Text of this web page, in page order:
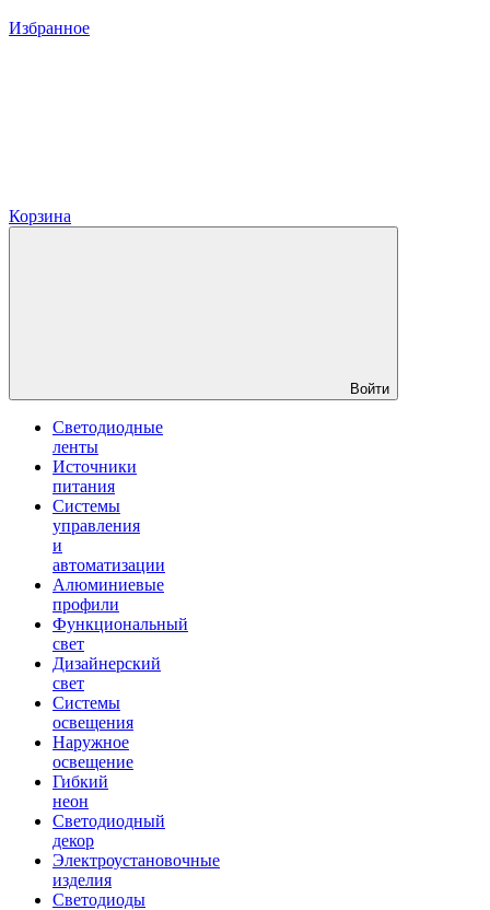
Избранное
Корзина
Войти
Светодиодные
ленты
Источники
питания
Системы
управления
и
автоматизации
Алюминиевые
профили
Функциональный
свет
Дизайнерский
свет
Системы
освещения
Наружное
освещение
Гибкий
неон
Светодиодный
декор
Электроустановочные
изделия
Светодиоды